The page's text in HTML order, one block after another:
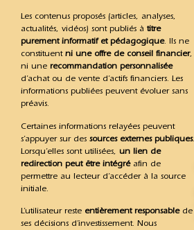
Les contenus proposés (articles, analyses,
actualités, vidéos) sont publiés à titre
purement informatif et pédagogique. Ils ne
constituent ni une offre de conseil financier,
ni une recommandation personnalisée
d’achat ou de vente d’actifs financiers. Les
informations publiées peuvent évoluer sans
préavis.
Certaines informations relayées peuvent
s’appuyer sur des sources externes publiques.
Lorsqu’elles sont utilisées, un lien de
redirection peut être intégréafin de
permettre au lecteur d’accéder à la source
initiale.
L’utilisateur reste entièrement responsablede
ses décisions d’investissement. Nous